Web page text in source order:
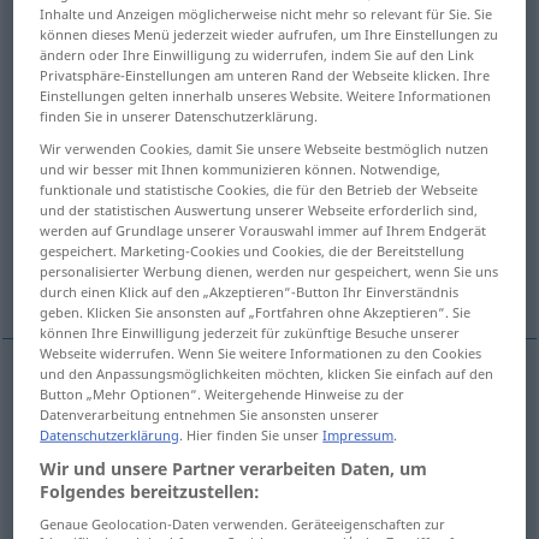
Übersicht aller Übersetzungen
(Für mehr Details die Übersetzung anklicken/antippen)
Rezession, Wirtschaftsflaute,
vorübergehender Rückgang
Zurück-, Abtreten, Rücktritt
Ein-, Ausbuchtung Auszug
Rezessionf recession WIRTSCH besonders
Wirtschaftsflautef recession WIRTSCH besonders
Inhalte und Anzeigen möglicherweise nicht mehr so relevant für Sie. Sie
können dieses Menü jederzeit wieder aufrufen, um Ihre Einstellungen zu
ändern oder Ihre Einwilligung zu widerrufen, indem Sie auf den Link
Privatsphäre-Einstellungen am unteren Rand der Webseite klicken. Ihre
Einstellungen gelten innerhalb unseres Website. Weitere Informationen
finden Sie in unserer Datenschutzerklärung.
Wir verwenden Cookies, damit Sie unsere Webseite bestmöglich nutzen
und wir besser mit Ihnen kommunizieren können. Notwendige,
funktionale und statistische Cookies, die für den Betrieb der Webseite
und der statistischen Auswertung unserer Webseite erforderlich sind,
werden auf Grundlage unserer Vorauswahl immer auf Ihrem Endgerät
gespeichert. Marketing-Cookies und Cookies, die der Bereitstellung
personalisierter Werbung dienen, werden nur gespeichert, wenn Sie uns
durch einen Klick auf den „Akzeptieren“-Button Ihr Einverständnis
geben. Klicken Sie ansonsten auf „Fortfahren ohne Akzeptieren“. Sie
können Ihre Einwilligung jederzeit für zukünftige Besuche unserer
Webseite widerrufen. Wenn Sie weitere Informationen zu den Cookies
und den Anpassungsmöglichkeiten möchten, klicken Sie einfach auf den
Button „Mehr Optionen“. Weitergehende Hinweise zu der
Datenverarbeitung entnehmen Sie ansonsten unserer
Datenschutzerklärung. Hier finden Sie unserImpressum.
Wir und unsere Partner verarbeiten Daten, um
Folgendes bereitzustellen:
Genaue Geolocation-Daten verwenden. Geräteeigenschaften zur